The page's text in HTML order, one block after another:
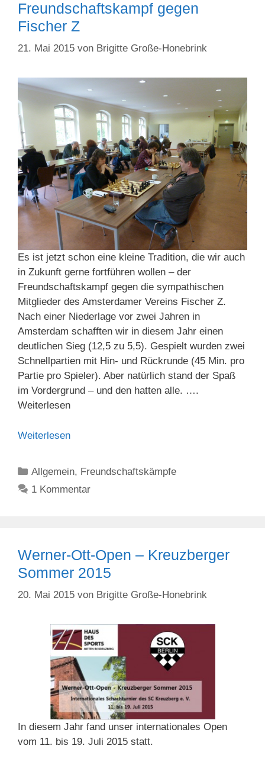
Freundschaftskampf gegen
Fischer Z
21. Mai 2015 von Brigitte Große-Honebrink
Es ist jetzt schon eine kleine Tradition, die wir auch
in Zukunft gerne fortführen wollen – der
Freundschaftskampf gegen die sympathischen
Mitglieder des Amsterdamer Vereins Fischer Z.
Nach einer Niederlage vor zwei Jahren in
Amsterdam schafften wir in diesem Jahr einen
deutlichen Sieg (12,5 zu 5,5). Gespielt wurden zwei
Schnellpartien mit Hin- und Rückrunde (45 Min. pro
Partie pro Spieler). Aber natürlich stand der Spaß
im Vordergrund – und den hatten alle. ….
Weiterlesen
Weiterlesen
Kategorien
Allgemein, Freundschaftskämpfe
1 Kommentar
Werner-Ott-Open – Kreuzberger
Sommer 2015
20. Mai 2015 von Brigitte Große-Honebrink
In diesem Jahr fand unser internationales Open
vom 11. bis 19. Juli 2015 statt.